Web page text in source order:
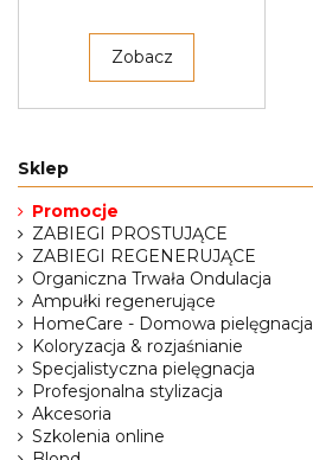
Zobacz
Sklep
Promocje
ZABIEGI PROSTUJĄCE
ZABIEGI REGENERUJĄCE
Organiczna Trwała Ondulacja
Ampułki regenerujące
HomeCare - Domowa pielęgnacja
Koloryzacja & rozjaśnianie
Specjalistyczna pielęgnacja
Profesjonalna stylizacja
Akcesoria
Szkolenia online